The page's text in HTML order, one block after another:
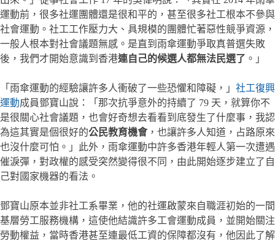
運動前，很多社運團體還是很和平的，甚至很多社工根本不參與
社會運動。社工工作壓力大、具規模的團體忙著惡性競爭資源，
一般人根本對社會議題無感。是直到雨傘運動爭取真普選失敗
後，我們才開始意識到香港連自己的候選人都無法民選了 。」
「雨傘運動的經驗讓許多人衝破了一些恐懼和障礙，」 社工復興
運動成員鄧寶山說：「那次抗爭意外的持續了 79 天，就算你不
是很關心社會議題，也會好奇想去看看到底發生了什麼事，我認
為這其實是個很好的公民教育機會，也讓許多人知道，占路原來
也沒什麼可怕。」此外，雨傘運動中許多香港年輕人第一次遭遇
催淚彈，對政權的感受突然變得很不同，由此開始逐步建立了自
己對國家機器的看法。
鄧寶山原本並非社工系畢業，他的社運啟蒙來自職涯初始的一間
基層勞工服務機構，這使他結識許多工會運動成員，並開始關注
勞動權益，當時香港甚至連最低工資的保障都沒有，他因此了解